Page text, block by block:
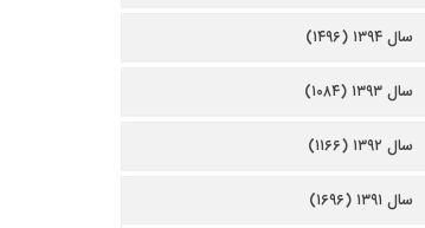
سال ۱۳۹۴ (۱۴۹۶)
سال ۱۳۹۳ (۱۰۸۴)
سال ۱۳۹۲ (۱۱۶۶)
سال ۱۳۹۱ (۱۶۹۶)